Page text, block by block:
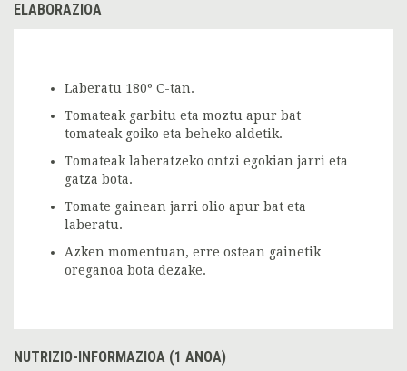
ELABORAZIOA
Laberatu 180º C-tan.
Tomateak garbitu eta moztu apur bat
tomateak goiko eta beheko aldetik.
Tomateak laberatzeko ontzi egokian jarri eta
gatza bota.
Tomate gainean jarri olio apur bat eta
laberatu.
Azken momentuan, erre ostean gainetik
oreganoa bota dezake.
NUTRIZIO-INFORMAZIOA (1 ANOA)